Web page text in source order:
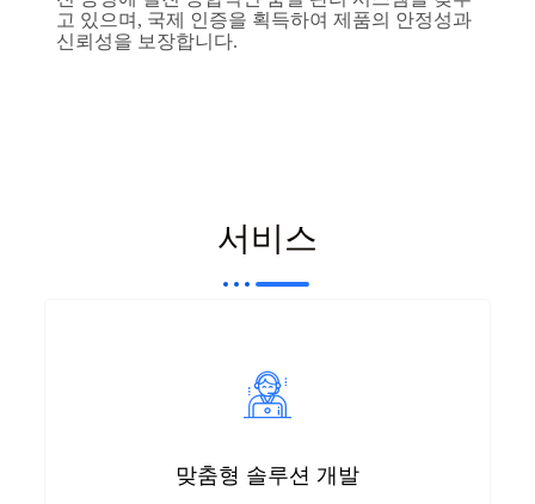
고 있으며, 국제 인증을 획득하여 제품의 안정성과
신뢰성을 보장합니다.
서비스
맞춤형 솔루션 개발